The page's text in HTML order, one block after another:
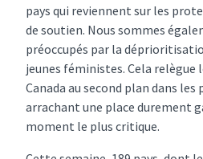
pays qui reviennent sur les
de soutien. Nous sommes
préoccupés par la
jeunes féministes. Cela relègue
Canada au second plan dans les
arrachant une place durement
moment le plus critique.